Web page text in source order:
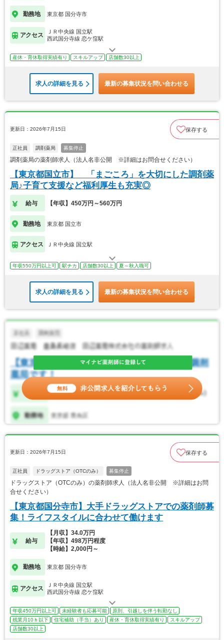
勤務地 東京都 国分寺市
アクセス
ＪＲ中央線 国立駅
西武国分寺線 恋ケ窪駅
産休・育休取得実績有り スキルアップ 店舗数30以上
求人の詳細を見る 最新の募集状況を問い合わせる
更新日：2026年7月15日 保存する
正社員 調剤薬局 募集停止
調剤薬局の薬剤師求人（法人名非公開 ※詳細はお問合せください）
【東京都国立市】 「まごころ」を大切にした調剤薬
局♪子育て支援など福利厚生も充実◎
給与 【年収】450万円～560万円
勤務地 東京都 国立市
アクセス ＪＲ中央線 国立駅
年収550万円以上可 駅チカ 店舗数30以上 夏～秋入職可
求人の詳細を見る 最新の募集状況を問い合わせる
更新日：2026年7月15日 保存する
正社員 ドラッグストア（OTCのみ） 募集停止
ドラッグストア（OTCのみ）の薬剤師求人（法人名非公開 ※詳細はお問
合せください）
【東京都国分寺市】大手ドラッグストアでの薬剤師募
集！ライフスタイルに合わせて働けます
給与
【月収】34.0万円
【年収】498万円程度
【時給】2,000円～
勤務地 東京都 国分寺市
アクセス
ＪＲ中央線 国立駅
西武国分寺線 恋ケ窪駅
年収450万円以上可 未経験者も応募可能
原則、引越しを伴う転勤なし
残業月10ｈ以下
住宅補助（手当）あり 産休・育休取得実績有り
スキルアップ
店舗数30以上